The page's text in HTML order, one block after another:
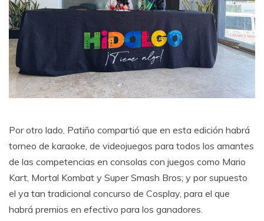
Por otro lado, Patiño compartió que en esta edición habrá
torneo de karaoke, de videojuegos para todos los amantes
de las competencias en consolas con juegos como Mario
Kart, Mortal Kombat y Super Smash Bros; y por supuesto
el ya tan tradicional concurso de Cosplay, para el que
habrá premios en efectivo para los ganadores.